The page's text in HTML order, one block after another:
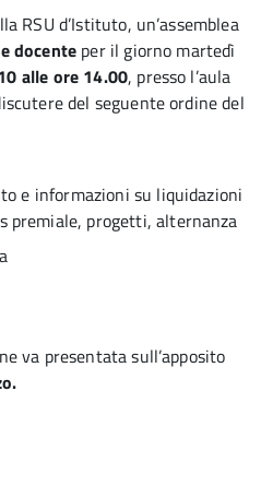
RSU d’Istituto, un’assemblea
docente per il giorno martedì
alle ore 14.00, presso l’aula
del seguente ordine del
e informazioni su liquidazioni
premiale, progetti, alternanza
va presentata sull’apposito